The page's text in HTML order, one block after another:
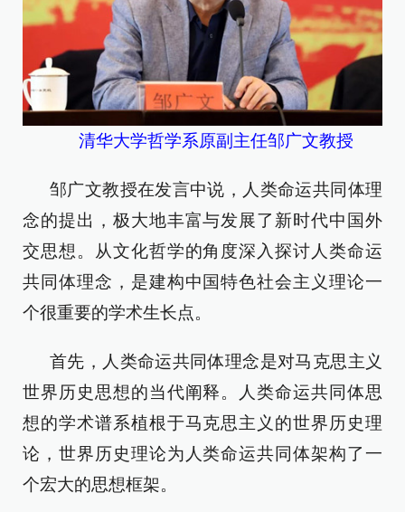
清华大学哲学系原副主任邹广文教授
邹广文教授在发言中说，人类命运共同体理
念的提出，极大地丰富与发展了新时代中国外
交思想。从文化哲学的角度深入探讨人类命运
共同体理念，是建构中国特色社会主义理论一
个很重要的学术生长点。
首先，人类命运共同体理念是对马克思主义
世界历史思想的当代阐释。人类命运共同体思
想的学术谱系植根于马克思主义的世界历史理
论，世界历史理论为人类命运共同体架构了一
个宏大的思想框架。